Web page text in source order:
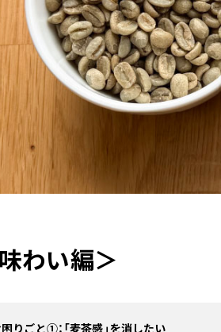
わい編＞
りごと①：「麦茶感」を消したい